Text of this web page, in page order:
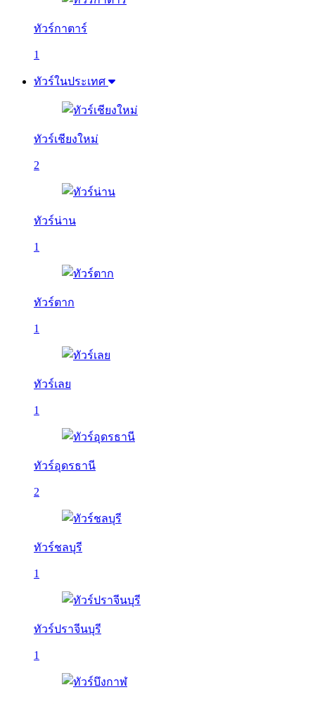
ทัวร์กาตาร์
1
ทัวร์ในประเทศ
ทัวร์เชียงใหม่
2
ทัวร์น่าน
1
ทัวร์ตาก
1
ทัวร์เลย
1
ทัวร์อุดรธานี
2
ทัวร์ชลบุรี
1
ทัวร์ปราจีนบุรี
1